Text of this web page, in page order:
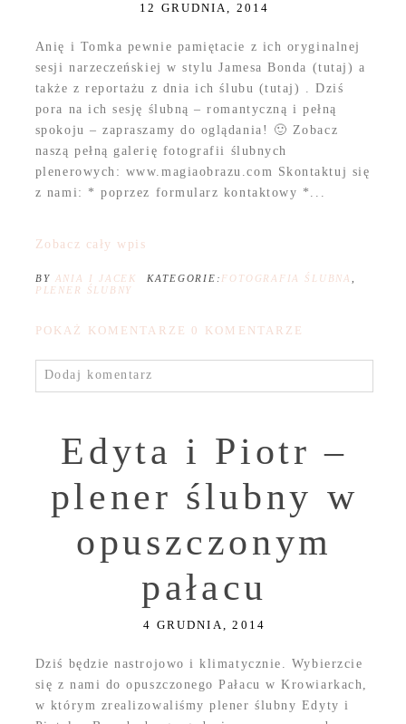
12 GRUDNIA, 2014
Anię i Tomka pewnie pamiętacie z ich oryginalnej
sesji narzeczeńskiej w stylu Jamesa Bonda (tutaj) a
także z reportażu z dnia ich ślubu (tutaj) . Dziś
pora na ich sesję ślubną – romantyczną i pełną
spokoju – zapraszamy do oglądania! 🙂 Zobacz
naszą pełną galerię fotografii ślubnych
plenerowych: www.magiaobrazu.com Skontaktuj się
z nami: * poprzez formularz kontaktowy *...
Zobacz cały wpis
BY ANIA I JACEK KATEGORIE: FOTOGRAFIA ŚLUBNA ,
PLENER ŚLUBNY
POKAŻ KOMENTARZE 0 KOMENTARZE
Dodaj komentarz
Edyta i Piotr –
plener ślubny w
opuszczonym
pałacu
4 GRUDNIA, 2014
Dziś będzie nastrojowo i klimatycznie. Wybierzcie
się z nami do opuszczonego Pałacu w Krowiarkach,
w którym zrealizowaliśmy plener ślubny Edyty i